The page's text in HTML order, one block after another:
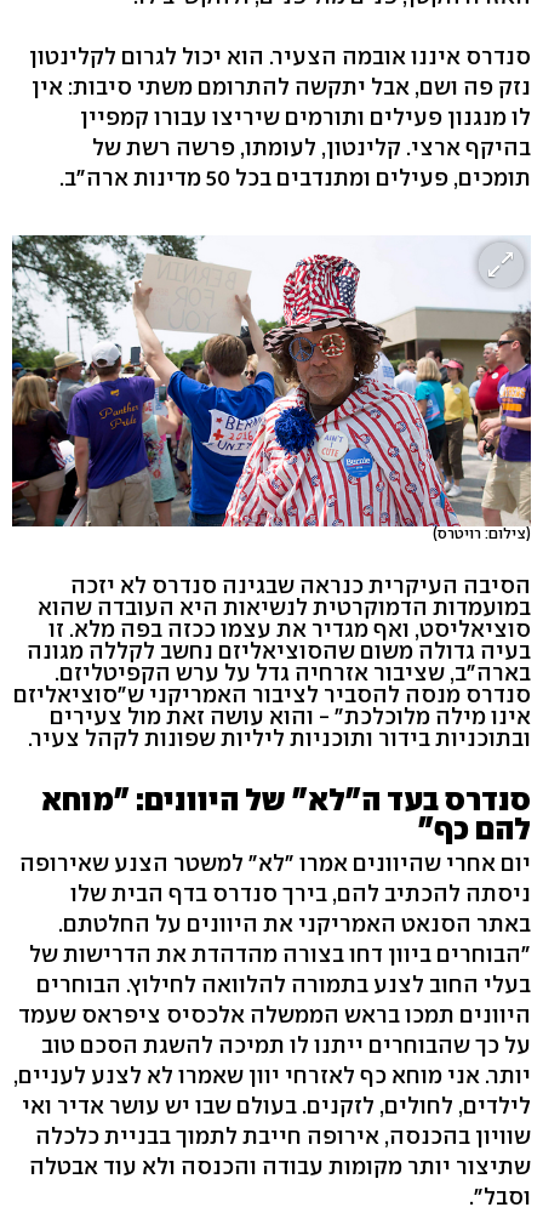
סנדרס איננו אובמה הצעיר. הוא יכול לגרום לקלינטון
נזק פה ושם, אבל יתקשה להתרומם משתי סיבות: אין
לו מנגנון פעילים ותורמים שיריצו עבורו קמפיין
בהיקף ארצי. קלינטון, לעומתו, פרשה רשת של
תומכים, פעילים ומתנדבים בכל 50 מדינות ארה"ב.
(צילום: רויטרס)
הסיבה העיקרית כנראה שבגינה סנדרס לא יזכה
במועמדות הדמוקרטית לנשיאות היא העובדה שהוא
סוציאליסט, ואף מגדיר את עצמו ככזה בפה מלא. זו
בעיה גדולה משום שהסוציאליזם נחשב לקללה מגונה
בארה"ב, שציבור אזרחיה גדל על ערש הקפיטליזם.
סנדרס מנסה להסביר לציבור האמריקני ש"סוציאליזם
אינו מילה מלוכלכת" - והוא עושה זאת מול צעירים
ובתוכניות בידור ותוכניות ליליות שפונות לקהל צעיר.
סנדרס בעד ה"לא" של היוונים: "מוחא
להם כף"
יום אחרי שהיוונים אמרו "לא" למשטר הצנע שאירופה
ניסתה להכתיב להם, בירך סנדרס בדף הבית שלו
באתר הסנאט האמריקני את היוונים על החלטתם.
"הבוחרים ביוון דחו בצורה מהדהדת את הדרישות של
בעלי החוב לצנע בתמורה להלוואה לחילוץ. הבוחרים
היוונים תמכו בראש הממשלה אלכסיס ציפראס שעמד
על כך שהבוחרים ייתנו לו תמיכה להשגת הסכם טוב
יותר. אני מוחא כף לאזרחי יוון שאמרו לא לצנע לעניים,
לילדים, לחולים, לזקנים. בעולם שבו יש עושר אדיר ואי
שוויון בהכנסה, אירופה חייבת לתמוך בבניית כלכלה
שתיצור יותר מקומות עבודה והכנסה ולא עוד אבטלה
וסבל".